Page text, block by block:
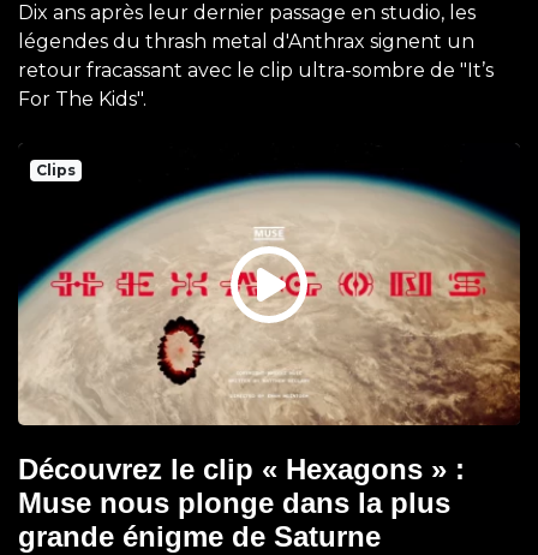
Dix ans après leur dernier passage en studio, les
légendes du thrash metal d'Anthrax signent un
retour fracassant avec le clip ultra-sombre de "It’s
For The Kids".
Clips
Découvrez le clip « Hexagons » :
Muse nous plonge dans la plus
grande énigme de Saturne